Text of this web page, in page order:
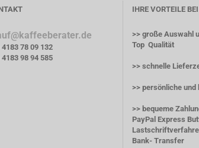
78 09 132
98 94 585
IHRE VORTEILE
>> große Auswahl
Top Qualität
>> schnelle
>> persönliche
>> bequeme
PayPal Express
Bank- Transfer